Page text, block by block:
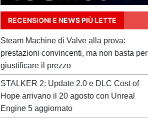
RECENSIONI E NEWS PIÙ LETTE
Steam Machine di Valve alla prova:
prestazioni convincenti, ma non basta per
giustificare il prezzo
STALKER 2: Update 2.0 e DLC Cost of
Hope arrivano il 20 agosto con Unreal
Engine 5 aggiornato